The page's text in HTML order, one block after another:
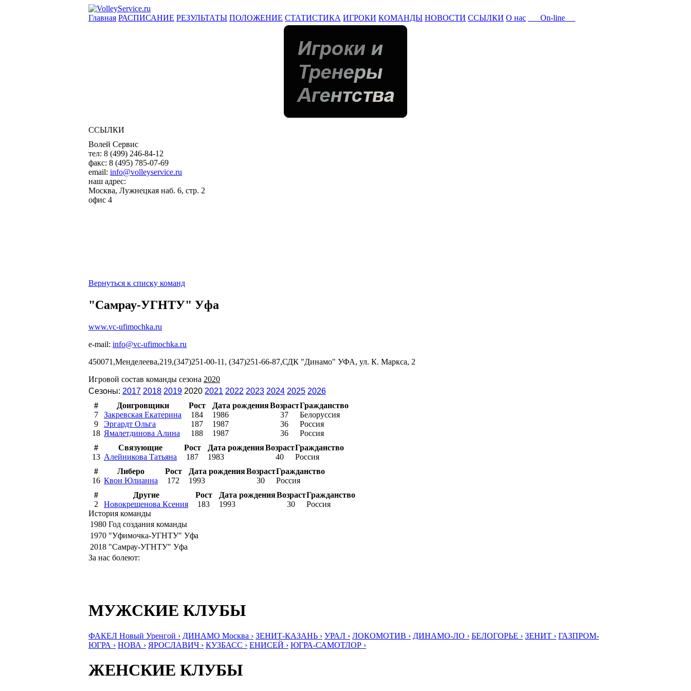
Главная РАСПИСАНИЕ РЕЗУЛЬТАТЫ ПОЛОЖЕНИЕ СТАТИСТИКА ИГРОКИ КОМАНДЫ НОВОСТИ ССЫЛКИ О нас On-line
ССЫЛКИ
Волей Сервис
тел: 8 (499) 246-84-12
факс: 8 (495) 785-07-69
email: info@volleyservice.ru
наш адрес:
Москва, Лужнецкая наб. 6, стр. 2
офис 4
Вернуться к списку команд
"Самрау-УГНТУ" Уфа
www.vc-ufimochka.ru
e-mail: info@vc-ufimochka.ru
450071,Менделеева,219,(347)251-00-11, (347)251-66-87,СДК "Динамо" УФА, ул. К. Маркса, 2
Игровой состав команды сезона 2020
Сезоны: 2017 2018 2019 2020 2021 2022 2023 2024 2025 2026
#
Доигровщики Рост Дата рожденияВозрастГражданство
7
Закревская Екатерина 184 1986 37
Белоруссия
9
Эргардт Ольга 187 1987 36
Россия
18 Ямалетдинова Алина 188 1987 36
Россия
#
Связующие Рост Дата рожденияВозрастГражданство
13 Алейникова Татьяна 187 1983 40
Россия
#
Либеро Рост Дата рожденияВозрастГражданство
16 Квон Юлианна 172 1993 30
Россия
#
Другие Рост Дата рожденияВозрастГражданство
2
Новокрещенова Ксения 183 1993 30
Россия
История команды
1980 Год создания команды
1970 "Уфимочка-УГНТУ" Уфа
2018 "Самрау-УГНТУ" Уфа
За нас болеют:
МУЖСКИЕ КЛУБЫ
ФАКЕЛ Новый Уренгой › ДИНАМО Москва › ЗЕНИТ-КАЗАНЬ › УРАЛ › ЛОКОМОТИВ › ДИНАМО-ЛО › БЕЛОГОРЬЕ › ЗЕНИТ › ГАЗПРОМ-
ЮГРА › НОВА › ЯРОСЛАВИЧ › КУЗБАСС › ЕНИСЕЙ › ЮГРА-САМОТЛОР ›
ЖЕНСКИЕ КЛУБЫ